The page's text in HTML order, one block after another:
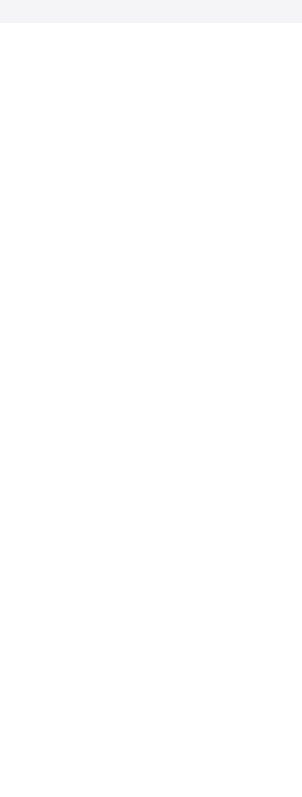
Roumanie, no de TVA. RO 17275880,
pour les entreprises.
met à votre disposition l’accès à ce site
et annonces mentionnées ici.
« Termes et conditions », « les Termes »), y
à tous les utilisateurs du site web, y
d’accord pour respecter ces Termes et
à-jour, modification ou remplacement de
périodiquement cette page pour des
contenu du site, étant intéressée par les
conformer à cet ensemble de règles, étant
à l’article ci-dessus.
photographies, document audio-vidéo,
et des éléments graphiques enregistrés
etc.). Toute violation de cette règle constitue
existants sur le site ne sont pas